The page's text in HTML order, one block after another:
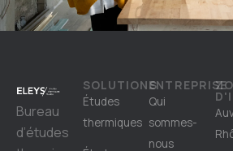
Bureau
d’études
SOLUTIONS
Études
thermiques
ENTREPRISE
Qui
sommes-
nous